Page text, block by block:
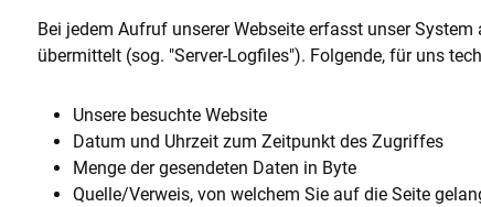
Bei jedem Aufruf unserer Webseite erfasst unser
übermittelt (sog. "Server-Logfiles"). Folgende, für uns
Unsere besuchte Website
Datum und Uhrzeit zum Zeitpunkt des Zugriffes
Menge der gesendeten Daten in Byte
Quelle/Verweis, von welchem Sie auf die Seite